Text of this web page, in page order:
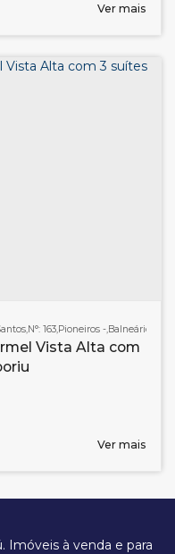
Ver mais
Vista Alta com
,N°: 163,Pioneiros ,Balneário
Ver mais
Imóveis à venda e para